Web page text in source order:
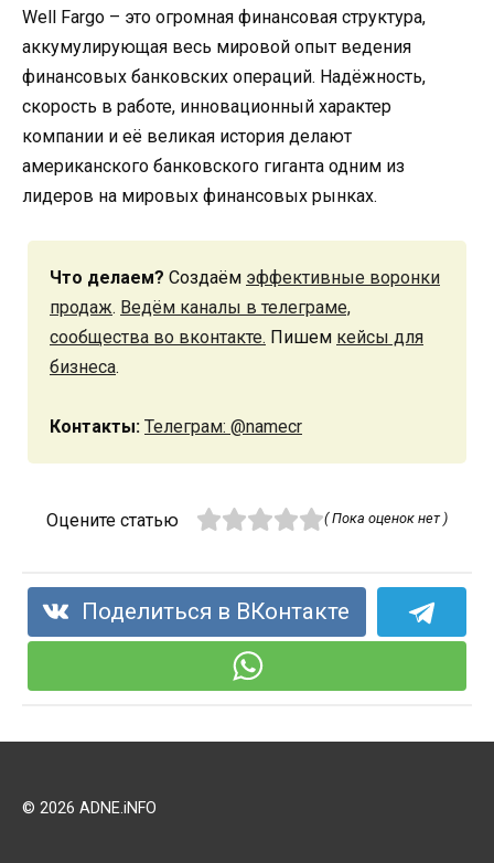
Well Fargo – это огромная финансовая структура,
аккумулирующая весь мировой опыт ведения
финансовых банковских операций. Надёжность,
скорость в работе, инновационный характер
компании и её великая история делают
американского банковского гиганта одним из
лидеров на мировых финансовых рынках.
Что делаем? Создаём эффективные воронки
продаж. Ведём каналы в телеграме,
сообщества во вконтакте. Пишем кейсы для
бизнеса.
Контакты: Телеграм: @namecr
Оцените статью ( Пока оценок нет )
Поделиться в ВКонтакте
© 2026 ADNE.iNFO